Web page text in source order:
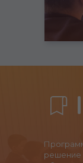
решение